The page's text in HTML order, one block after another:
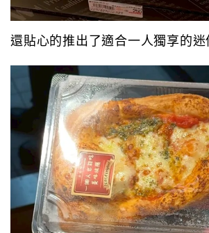
還貼心的推出了適合一人獨享的迷